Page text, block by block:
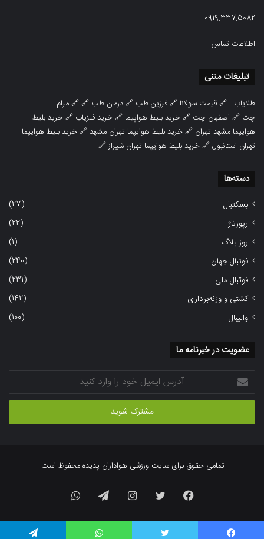
0919.337.5082
اطلاعات تماس
تبلیغات متنی
طلایاب 🔗قیمت سولانا 🔗فرزین طب 🔗درمان طب 🔗 🔗مرام
چت 🔗 اصفهان چت 🔗خرید بلیط هواپیما 🔗خرید فلزیاب 🔗خرید بلیط
هوایپما مشهد تهران 🔗خرید بلیط هوایپما تهران مشهد🔗خرید بلیط هوایپما
تهران استانبول🔗خرید بلیط هوایپما تهران شیراز🔗
دسته‌ها
بسکتبال
(27)
رپورتاژ
(22)
روز بلاگ
(1)
فوتبال جهان
(240)
فوتبال ملی
(231)
کشتی و وزنه‌برداری
(142)
والیبال
(100)
عضویت در خبرنامه ما
آدرس
ایمیل
خود
وارد
تمامی حقوق برای سایت ورزشی هواداران پدیده محفوظ است.
فیسبوک توییتر اینستاگرام تلگرام
آپ